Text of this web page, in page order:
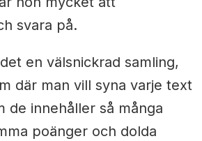
svara på.
en välsnickrad samling,
där man vill syna varje text
de innehåller så många
poänger och dolda